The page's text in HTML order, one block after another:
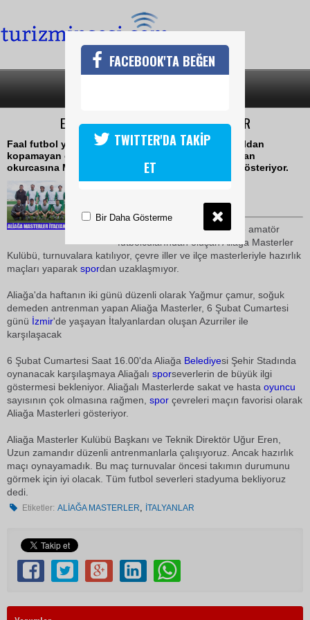
EMEKTAR OYUNCULAR SAHAYA ÇIKIYOR
Faal futbol yaşamını noktaladıktan sonra da futboldan
kopamayan emektar oyuncular geçen yıllara meydan
okurcasına Masterler maçlarında tüm hünerlerini gösteriyor.
Aliağanın eski profesyonel ve amatör
futbolcularından oluşan Aliağa Masterler
Kulübü, turnuvalara katılıyor, çevre iller ve ilçe masterleriyle hazırlık
maçları yaparak spordan uzaklaşmıyor.
Aliağa'da haftanın iki günü düzenli olarak Yağmur çamur, soğuk
demeden antrenman yapan Aliağa Masterler, 6 Şubat Cumartesi
günü İzmir'de yaşayan İtalyanlardan oluşan Azurriler ile
karşılaşacak
6 Şubat Cumartesi Saat 16.00'da Aliağa Belediyesi Şehir Stadında
oynanacak karşılaşmaya Aliağalı sporseverlerin de büyük ilgi
göstermesi bekleniyor. Aliağalı Masterlerde sakat ve hasta oyuncu
sayısının çok olmasına rağmen, spor çevreleri maçın favorisi olarak
Aliağa Masterleri gösteriyor.
Aliağa Masterler Kulübü Başkanı ve Teknik Direktör Uğur Eren,
Uzun zamandır düzenli antrenmanlarla çalışıyoruz. Ancak hazırlık
maçı oynayamadık. Bu maç turnuvalar öncesi takımın durumunu
görmek için iyi olacak. Tüm futbol severleri stadyuma bekliyoruz
dedi.
Etiketler: ALİAĞA MASTERLER, İTALYANLAR
FACEBOOK'TA BEĞEN
TWITTER'DA TAKİP
ET
Bir Daha Gösterme